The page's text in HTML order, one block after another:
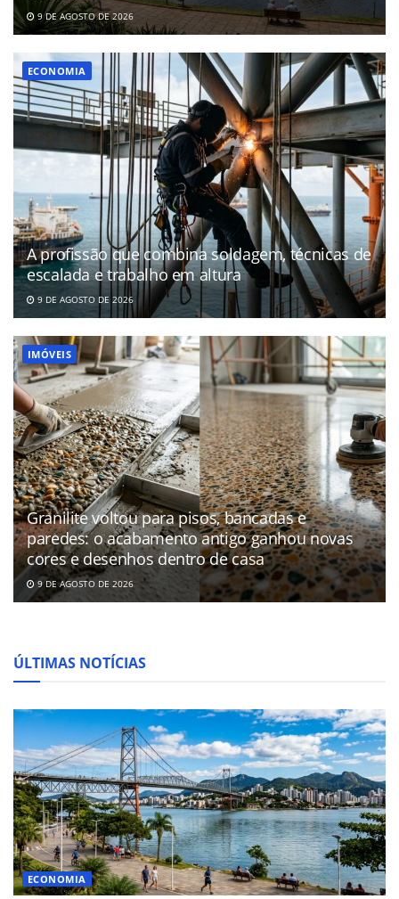
9 DE AGOSTO DE 2026
ECONOMIA
A profissão que combina soldagem, técnicas de
escalada e trabalho em altura
9 DE AGOSTO DE 2026
IMÓVEIS
Granilite voltou para pisos, bancadas e
paredes: o acabamento antigo ganhou novas
cores e desenhos dentro de casa
9 DE AGOSTO DE 2026
ÚLTIMAS NOTÍCIAS
ECONOMIA